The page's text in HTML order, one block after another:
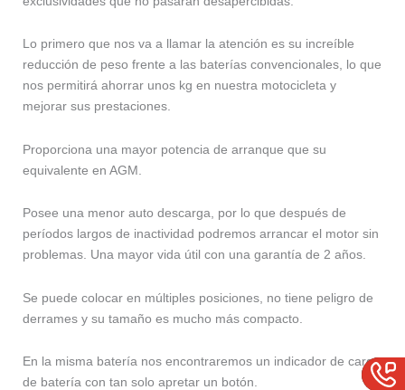
Lo primero que nos va a llamar la atención es su increíble
reducción de peso frente a las baterías convencionales, lo que
nos permitirá ahorrar unos kg en nuestra motocicleta y
mejorar sus prestaciones.
Proporciona una mayor potencia de arranque que su
equivalente en AGM.
Posee una menor auto descarga, por lo que después de
períodos largos de inactividad podremos arrancar el motor sin
problemas. Una mayor vida útil con una garantía de 2 años.
Se puede colocar en múltiples posiciones, no tiene peligro de
derrames y su tamaño es mucho más compacto.
En la misma batería nos encontraremos un indicador de carga
de batería con tan solo apretar un botón.